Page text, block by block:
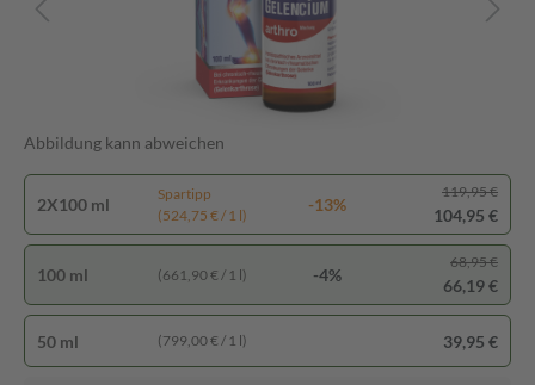
Abbildung kann abweichen
2X100 ml
Spartipp
(524,75 € / 1 l)
-13%
119,95 €
104,95 €
100 ml (661,90 € / 1 l) -4%
68,95 €
66,19 €
50 ml (799,00 € / 1 l) 39,95 €